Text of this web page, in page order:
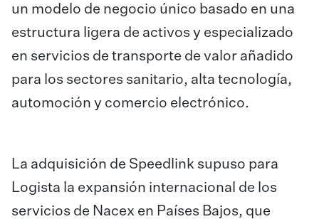
un modelo de negocio único basado en una
estructura ligera de activos y especializado
en servicios de transporte de valor añadido
para los sectores sanitario, alta tecnología,
automoción y comercio electrónico.
La adquisición de Speedlink supuso para
Logista la expansión internacional de los
servicios de Nacex en Países Bajos, que